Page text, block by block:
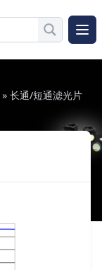
打
» 长通/短通滤光片